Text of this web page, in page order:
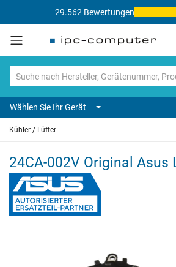
29.562 Bewertungen
Wählen Sie Ihr Gerät
Kühler / Lüfter
24CA-002V Original Asus